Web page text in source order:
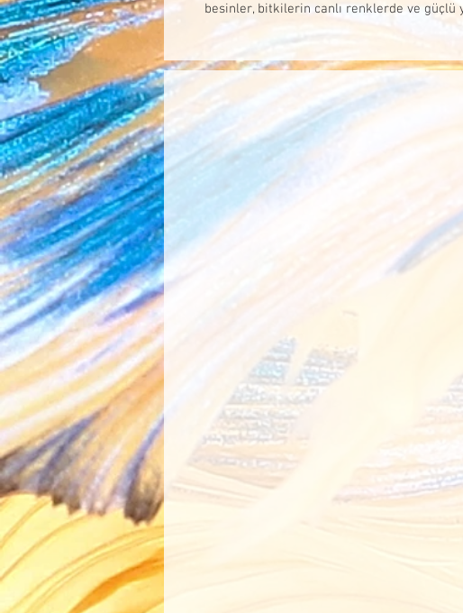
besinler, bitkilerin canlı renklerde ve güçlü